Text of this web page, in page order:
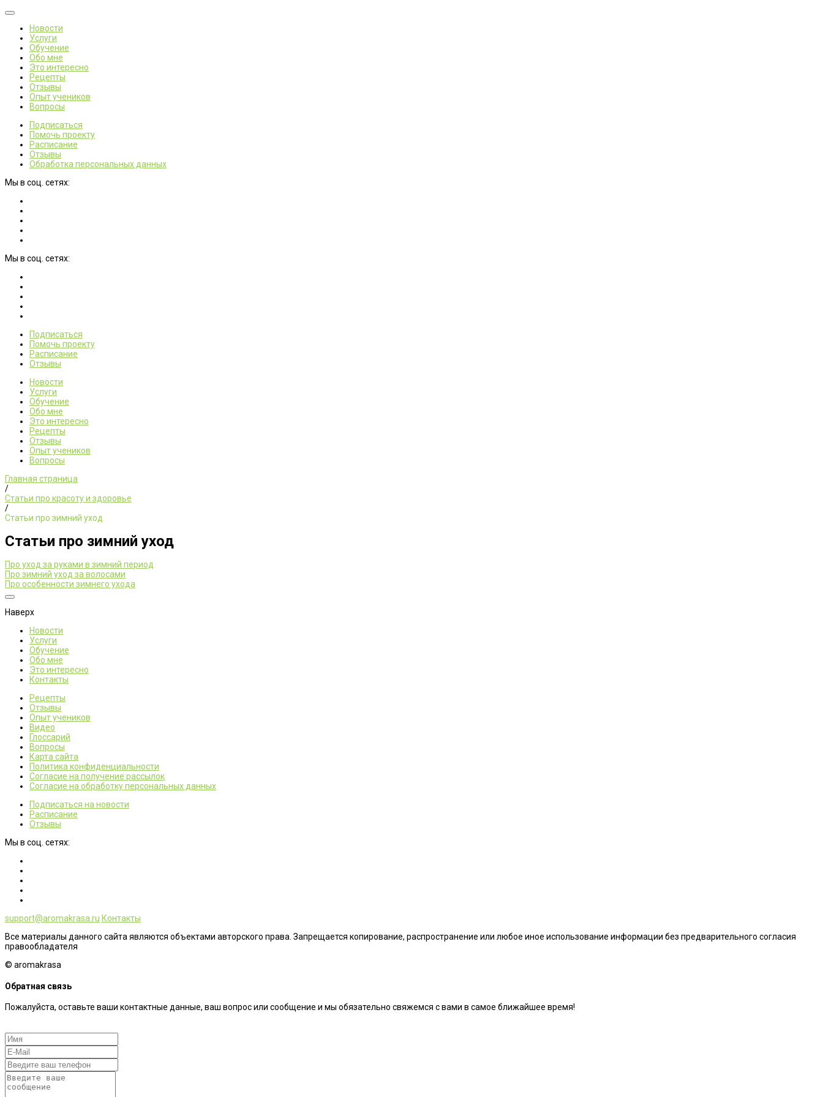
Новости
Услуги
Обучение
Обо мне
Это интересно
Рецепты
Отзывы
Опыт учеников
Вопросы
Подписаться
Помочь проекту
Расписание
Отзывы
Обработка персональных данных
Мы в соц. сетях:
Мы в соц. сетях:
Подписаться
Помочь проекту
Расписание
Отзывы
Новости
Услуги
Обучение
Обо мне
Это интересно
Рецепты
Отзывы
Опыт учеников
Вопросы
Главная страница
/
Статьи про красоту и здоровье
/
Статьи про зимний уход
Статьи про зимний уход
Про уход за руками в зимний период
Про зимний уход за волосами
Про особенности зимнего ухода
Наверх
Новости
Услуги
Обучение
Обо мне
Это интересно
Контакты
Рецепты
Отзывы
Опыт учеников
Видео
Глоссарий
Вопросы
Карта сайта
Политика конфиденциальности
Согласие на получение рассылок
Согласие на обработку персональных данных
Подписаться на новости
Расписание
Отзывы
Мы в соц. сетях:
support@aromakrasa.ru Контакты
Все материалы данного сайта являются объектами авторского права. Запрещается копирование, распространение или любое иное использование информации без предварительного согласия
правообладателя
© aromakrasa
Обратная связь
Пожалуйста, оставьте ваши контактные данные, ваш вопрос или сообщение и мы обязательно свяжемся с вами в самое ближайшее время!